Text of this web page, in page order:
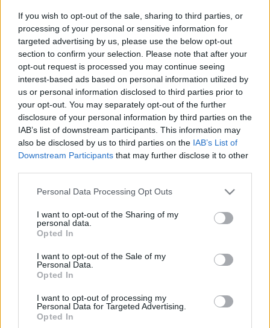
If you wish to opt-out of the sale, sharing to third parties, or
processing of your personal or sensitive information for
targeted advertising by us, please use the below opt-out
section to confirm your selection. Please note that after your
opt-out request is processed you may continue seeing
interest-based ads based on personal information utilized by
us or personal information disclosed to third parties prior to
your opt-out. You may separately opt-out of the further
disclosure of your personal information by third parties on the
IAB’s list of downstream participants. This information may
also be disclosed by us to third parties on the IAB’s List of
Downstream Participants that may further disclose it to other
Please note that this website/app uses one or more Google
not limited to your visit or usage behaviour. You may click to
grant or deny consent to Google and its third-party tags to
use your data for below specified purposes in below Google
consent section.
Personal Data Processing Opt Outs
I want to opt-out of the Sharing of my
personal data.
Opted In
I want to opt-out of the Sale of my
Personal Data.
Opted In
I want to opt-out of processing my
Personal Data for Targeted Advertising.
Opted In
αλκοολούχων ποτών
31-07-2026 17:20
ΣΕΑΟΠ: Η Ελλάδα, στις
πιο ακριβές χώρες της
Ευρώπης στα
αλκοολούχα ποτά το
2025
29-07-2026 08:28
Το καλύτερο
καύσωνας για την
ευρωπαϊκή αγορά